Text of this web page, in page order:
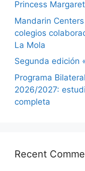
Princess
Mandarin
colegios
La Mola
Segunda edición
Programa
2026/2027:
completa
Recent